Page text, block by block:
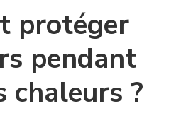
protéger
pendant
chaleurs ?